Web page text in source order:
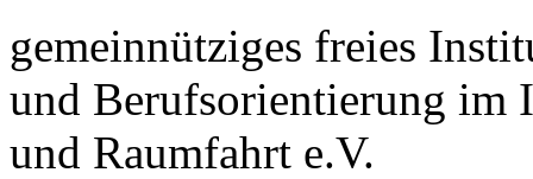
gemeinnütziges freies
und Berufsorientierung im
und Raumfahrt e.V.